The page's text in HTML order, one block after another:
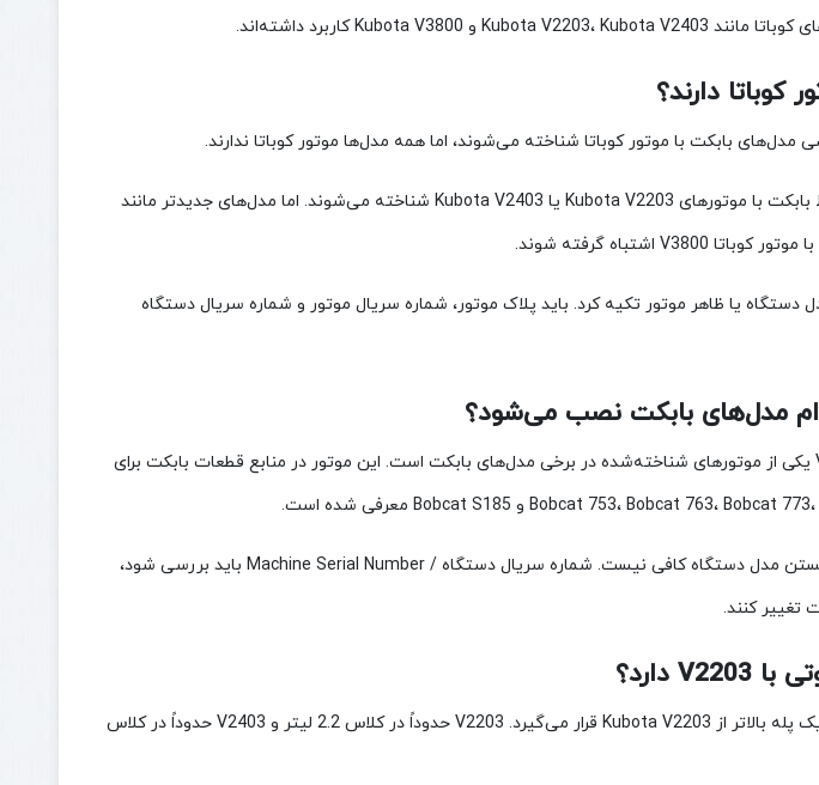
مدل‌های بابکت با موتور کوباتا شناخته می‌شوند، اما همه مدل‌ها موتور کوباتا ندارند.
برای مثال، بعضی مدل‌های قدیمی‌تر و متوسط بابکت با موتورهای Kubota V2203 یا Kubota V2403 شناخته می‌شوند. اما مدل‌های جدیدتر مانند
دستگاه یا ظاهر موتور تکیه کرد. باید پلاک موتور، شماره سریال موتور و شماره سریال دستگاه
موتور کوباتا V2203 / Kubota V2203 Engine یکی از موتورهای شناخته‌شده در برخی مدل‌های بابکت است. این موتور در منابع قطعات بابکت برای
با این حال، برای خرید موتور یا قطعه، فقط دانستن مدل دستگاه کافی نیست. شماره سریال دستگاه / Machine Serial Number باید بررسی شود،
کنند.
موتور Kubota V2403 از نظر حجم و گشتاور یک پله بالاتر از Kubota V2203 قرار می‌گیرد. V2203 حدوداً در کلاس 2.2 لیتر و V2403 حدوداً در کلاس